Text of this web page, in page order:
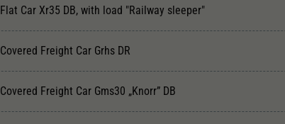
Flat Car Xr35 DB, with load "Railway sleeper"
Covered Freight Car Grhs DR
Covered Freight Car Gms30 „Knorr” DB